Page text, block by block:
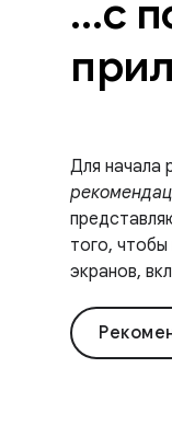
…с
Для начала
того,
экранов,